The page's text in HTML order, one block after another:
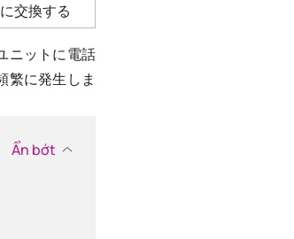
交換する
ニットに電話
繁に発生しま
Ẩn bớt